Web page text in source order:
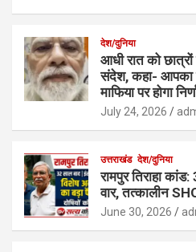
देश/दुनिया
आधी रात को
संदेश, कहा- आपका
माफिया पर होगा
July 24, 2026
उत्तराखंड देश/दुनिया
रामपुर तिराहा
वार, तत्कालीन
June 30, 2026